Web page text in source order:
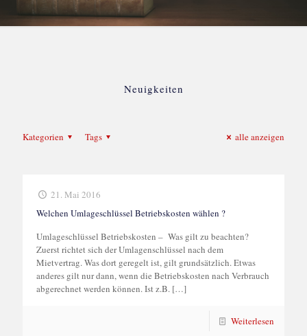
Neuigkeiten
Kategorien Tags alle anzeigen
21. Mai 2016
Welchen Umlageschlüssel Betriebskosten wählen ?
Umlageschlüssel Betriebskosten – Was gilt zu beachten?
Zuerst richtet sich der Umlagenschlüssel nach dem
Mietvertrag. Was dort geregelt ist, gilt grundsätzlich. Etwas
anderes gilt nur dann, wenn die Betriebskosten nach Verbrauch
abgerechnet werden können. Ist z.B. […]
Weiterlesen